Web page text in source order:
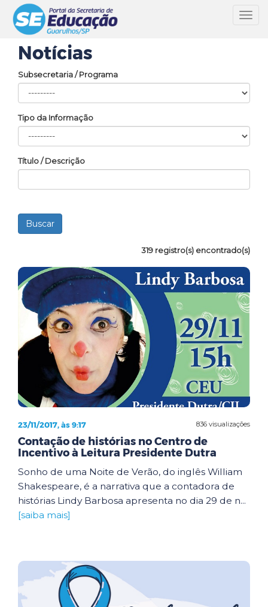
Notícias
Subsecretaria / Programa
Tipo da Informação
Título / Descrição
319 registro(s) encontrado(s)
836 visualizações
23/11/2017, às 9:17
Contação de histórias no Centro de
Incentivo à Leitura Presidente Dutra
Sonho de uma Noite de Verão, do inglês William
Shakespeare, é a narrativa que a contadora de
histórias Lindy Barbosa apresenta no dia 29 de n...
[saiba mais]